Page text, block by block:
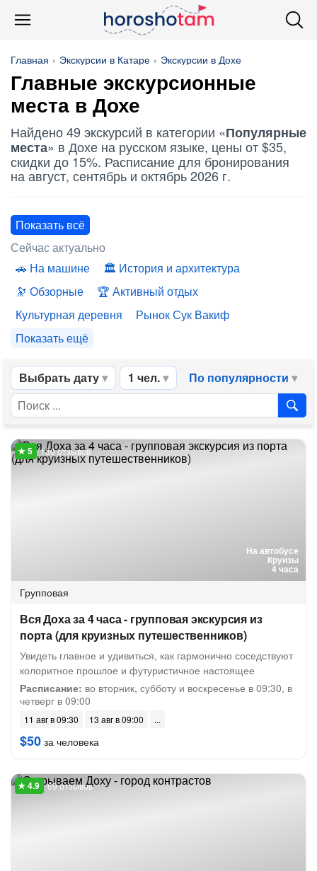
Главная Экскурсии в Катаре Экскурсии в Дохе
Главные экскурсионные
места в Дохе
Найдено 49 экскурсий в категории «Популярные
места» в Дохе на русском языке, цены от $35,
скидки до 15%. Расписание для бронирования
на август, сентябрь и октябрь 2026 г.
Показать всё
Сейчас актуально
На машине
История и архитектура
Обзорные
Активный отдых
Культурная деревня
Рынок Сук Вакиф
Показать ещё
Выбрать дату 1 чел. По популярности
На автобусе
Круизы
4 часа
136 отзывов
Групповая
Вся Доха за 4 часа - групповая экскурсия из
порта (для круизных путешественников)
Увидеть главное и удивиться, как гармонично соседствуют
колоритное прошлое и футуристичное настоящее
Расписание: во вторник, субботу и воскресенье в 09:30, в
четверг в 09:00
11 авг в 09:30 13 авг в 09:00
$50 за человека
69 отзывов